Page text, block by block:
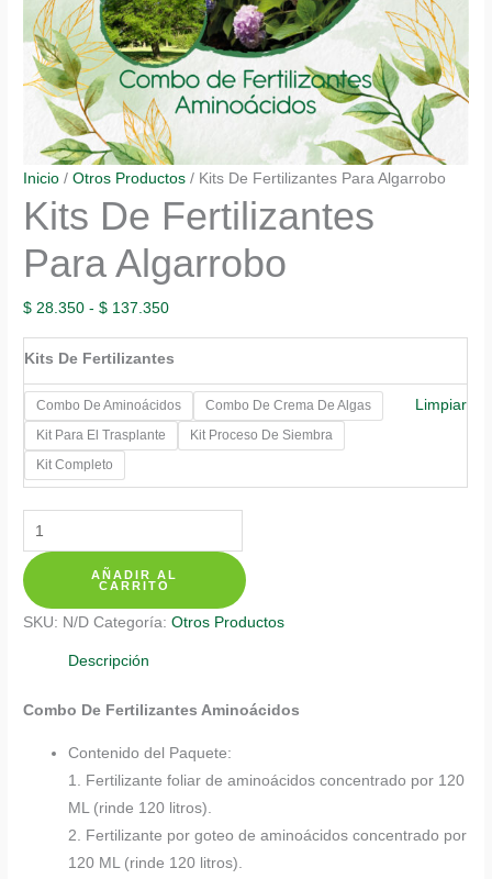
Inicio /Otros Productos / Kits De Fertilizantes Para Algarrobo
Kits De Fertilizantes
Para Algarrobo
$ 28.350 - $ 137.350Rango
de
precios:
desde
$ 28.350
hasta
Kits De Fertilizantes
Combo De Aminoácidos
Combo De Crema De Algas
Kit Para El Trasplante
Kit Proceso De Siembra
Kit Completo
Limpiar
Kits
De
Fertilizantes
Para
Algarrobo
cantidad
AÑADIR AL
CARRITO
SKU: N/D Categoría:Otros Productos
Descripción
Combo De Fertilizantes Aminoácidos
Contenido del Paquete:
1. Fertilizante foliar de aminoácidos concentrado por 120
ML (rinde 120 litros).
2. Fertilizante por goteo de aminoácidos concentrado por
120 ML (rinde 120 litros).